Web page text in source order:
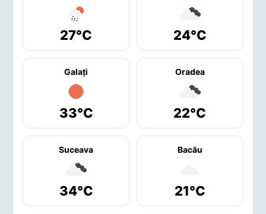
27°C 24°C
Galaţi
33°C
Oradea
22°C
Suceava
34°C
Bacău
21°C